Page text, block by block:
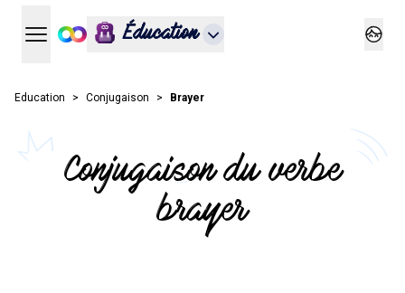
Ouvrir le menu principal
Éducation
Education Conjugaison Brayer
Conjugaison du verbe
brayer